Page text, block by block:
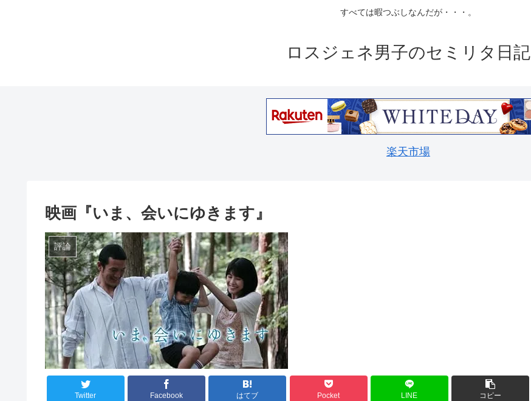
すべては暇つぶしなんだが・・・。
ロスジェネ男子のセミリタ日記
楽天市場
映画『いま、会いにゆきます』
評論
Twitter Facebook はてブ Pocket LINE コピー